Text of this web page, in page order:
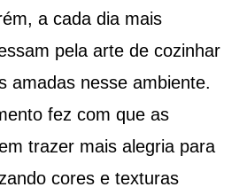
a cada dia mais
pela arte de cozinhar
amadas nesse ambiente.
fez com que as
trazer mais alegria para
cores e texturas